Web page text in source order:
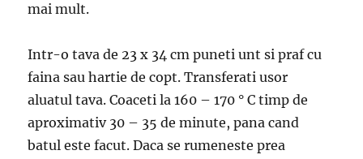
mai mult.
Intr-o tava de 23 x 34 cm puneti unt si praf cu
faina sau hartie de copt. Transferati usor
aluatul tava. Coaceti la 160 – 170 ° C timp de
aproximativ 30 – 35 de minute, pana cand
batul este facut. Daca se rumeneste prea